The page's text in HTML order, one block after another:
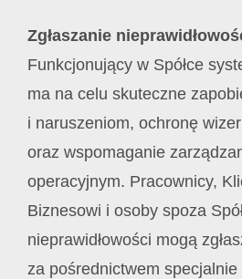
Zgłaszanie
Funkcjonujący w Spółce
ma na celu skuteczne
i naruszeniom, ochronę
oraz wspomaganie
operacyjnym. Pracownicy,
Biznesowi i osoby spoza
nieprawidłowości mogą
za pośrednictwem